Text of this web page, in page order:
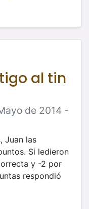
al tin
de 2014 -
Juan las
Si ledieron
y -2 por
respondió